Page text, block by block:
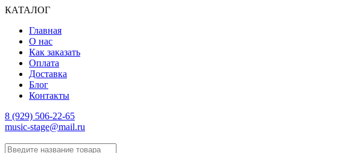
КАТАЛОГ
Главная
О нас
Как заказать
Оплата
Доставка
Блог
Контакты
8 (929) 506-22-65
music-stage@mail.ru